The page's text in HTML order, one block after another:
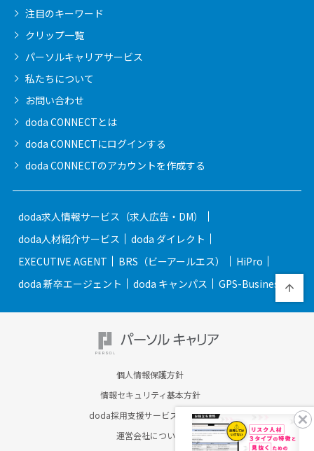
注目のキーワード
クリップ一覧
パーソルキャリアサービス
私たちについて
お問い合わせ
doda CONNECTとは
doda CONNECTにログインする
doda CONNECTのアカウントを作成する
doda求人情報サービス（求人広告・DM）
doda人材紹介サービス
doda ダイレクト
EXECUTIVE AGENT
BRS（ビーアールエス）
HiPro
doda 新卒エージェント
doda キャンパス GPS-Business
個人情報保護方針
情報セキュリティ基本方針
doda採用支援サービスのご案内
運営会社について